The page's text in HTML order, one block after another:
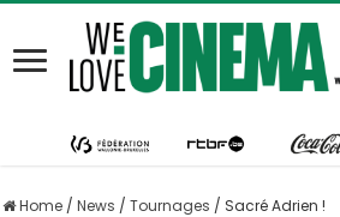
Home / News / Tournages / Sacré Adrien !